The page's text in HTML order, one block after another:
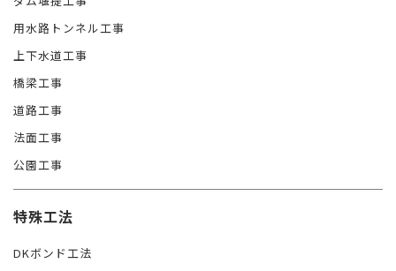
用水路トンネル工事
上下水道工事
橋梁工事
道路工事
法面工事
公園工事
特殊工法
DKボンド工法